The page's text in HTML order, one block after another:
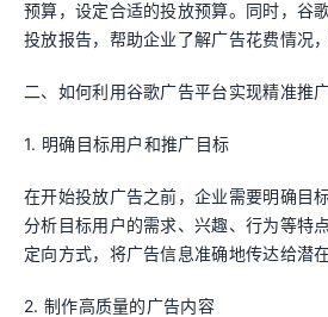
预算，设定合适的投放预算。同时，谷
投放报告，帮助企业了解广告花费情况
二、如何利用谷歌广告平台实现精准推
1. 明确目标用户和推广目标
在开始投放广告之前，企业需要明确目
分析目标用户的需求、兴趣、行为等特
定向方式，将广告信息准确地传达给潜在
2. 制作高质量的广告内容